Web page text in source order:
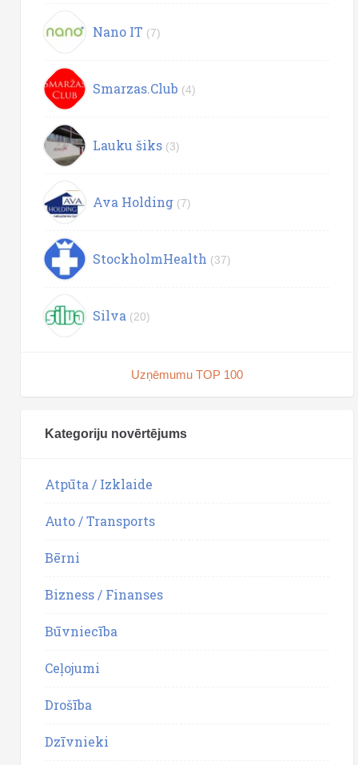
Nano IT (7)
Smarzas.Club (4)
Lauku šiks (3)
Ava Holding (7)
StockholmHealth (37)
Silva (20)
Uzņēmumu TOP 100
Kategoriju novērtējums
Atpūta / Izklaide
Auto / Transports
Bērni
Bizness / Finanses
Būvniecība
Ceļojumi
Drošība
Dzīvnieki